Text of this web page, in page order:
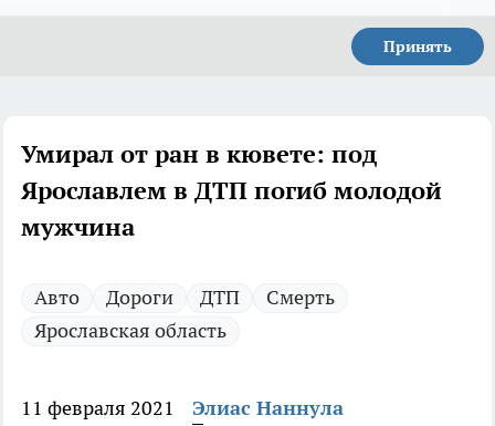
Принять
Умирал от ран в кювете: под
Ярославлем в ДТП погиб молодой
мужчина
Авто Дороги ДТП
Смерть
Ярославская область
11 февраля 2021 Элиас Наннула